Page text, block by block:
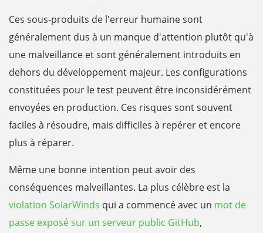
Ces sous-produits de l'erreur humaine sont
généralement dus à un manque d'attention plutôt qu'à
une malveillance et sont généralement introduits en
dehors du développement majeur. Les configurations
constituées pour le test peuvent être inconsidérément
envoyées en production. Ces risques sont souvent
faciles à résoudre, mais difficiles à repérer et encore
plus à réparer.
Même une bonne intention peut avoir des
conséquences malveillantes. La plus célèbre est la
violation SolarWinds qui a commencé avec un mot de
passe exposé sur un serveur public GitHub,